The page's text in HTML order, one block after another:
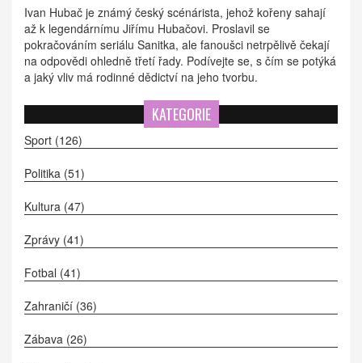
Ivan Hubač je známý český scénárista, jehož kořeny sahají
až k legendárnímu Jiřímu Hubačovi. Proslavil se
pokračováním seriálu Sanitka, ale fanoušci netrpělivě čekají
na odpovědi ohledně třetí řady. Podívejte se, s čím se potýká
a jaký vliv má rodinné dědictví na jeho tvorbu.
KATEGORIE
Sport (126)
Politika (51)
Kultura (47)
Zprávy (41)
Fotbal (41)
Zahraničí (36)
Zábava (26)